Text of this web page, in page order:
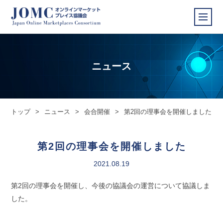
ニュース
トップ > ニュース > 会合開催 > 第2回の理事会を開催しました
第2回の理事会を開催しました
2021.08.19
第2回の理事会を開催し、今後の協議会の運営について協議しま
した。